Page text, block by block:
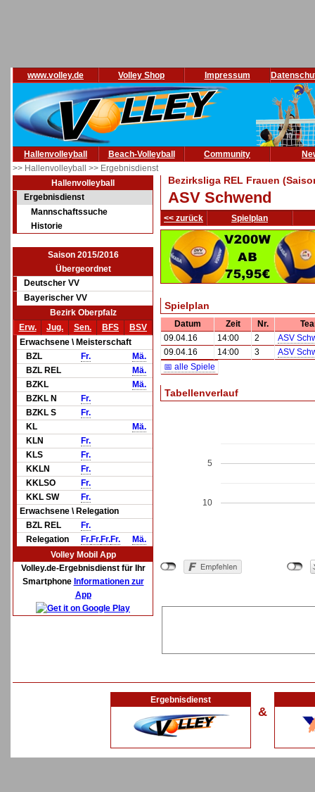
www.volley.de Volley Shop Impressum
Hallenvolleyball Beach-Volleyball Community
>> Hallenvolleyball >> Ergebnisdienst
Hallenvolleyball
Ergebnisdienst
Mannschaftssuche
Historie
Saison 2015/2016
Übergeordnet
Deutscher VV
Bayerischer VV
Bezirk Oberpfalz
Erw.
Jug. Sen. BFS
BSV
Erwachsene \ Meisterschaft
BZL
Fr.
Mä.
BZL REL
Mä.
BZKL
Mä.
BZKL N
Fr.
BZKL S
Fr.
KL
Mä.
KLN
Fr.
KLS
Fr.
KKLN
Fr.
KKLSO
Fr.
KKL SW
Fr.
Erwachsene \ Relegation
BZL REL
Fr.
Relegation
Fr.Fr.Fr.Fr.
Mä.
Volley Mobil App
Volley.de-Ergebnisdienst für Ihr
Smartphone Informationen zur
App
Bezirksliga REL Frauen
ASV Schwend
<< zurück Spielplan
Spielplan
Datum Zeit Nr.
09.04.16
14:00 2
ASV
09.04.16
14:00 3
ASV
📅 alle Spiele
Tabellenverlauf
5
10
Ergebnisdienst
&